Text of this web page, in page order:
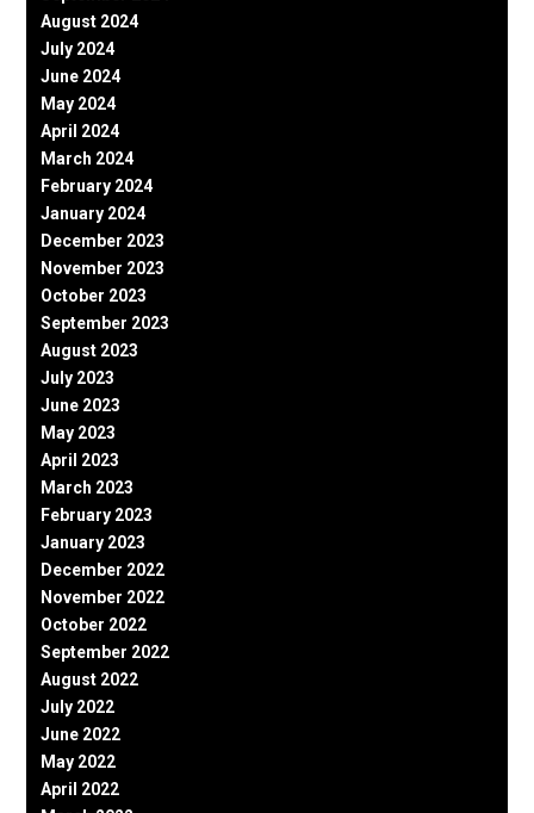
August 2024
July 2024
June 2024
May 2024
April 2024
March 2024
February 2024
January 2024
December 2023
November 2023
October 2023
September 2023
August 2023
July 2023
June 2023
May 2023
April 2023
March 2023
February 2023
January 2023
December 2022
November 2022
October 2022
September 2022
August 2022
July 2022
June 2022
May 2022
April 2022